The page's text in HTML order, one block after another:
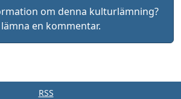
om denna kulturlämning?
en kommentar.
RSS